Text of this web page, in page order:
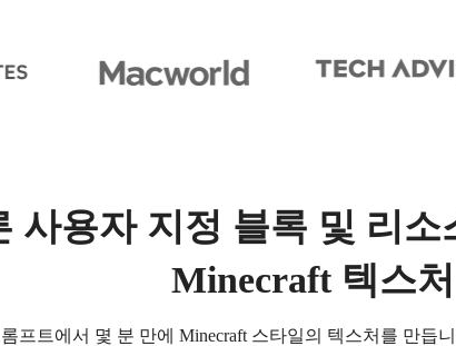
사용자 지정 블록 및 리
Minecraft 텍스처
프트에서 몇 분 만에 Minecraft 스타일의 텍스처를 만듭